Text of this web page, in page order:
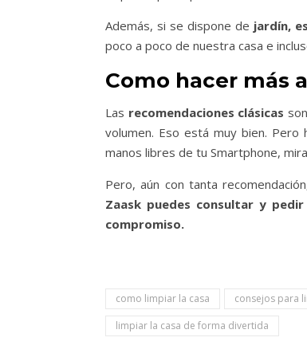
Además, si se dispone de jardín,
poco a poco de nuestra casa e
Como hacer más
Las recomendaciones clásicas
volumen. Eso está muy bien.
manos libres de tu Smartphone,
Pero, aún con tanta
Zaask puedes consultar y
compromiso.
como limpiar la casa consejos para
limpiar la casa de forma divertida